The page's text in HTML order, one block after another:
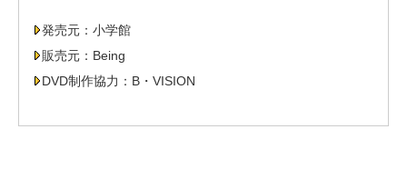
発売元：小学館
販売元：Being
DVD制作協力：B・VISION